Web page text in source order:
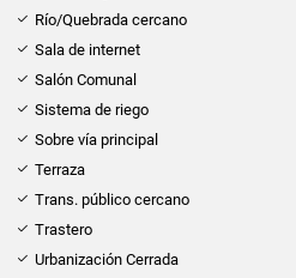
Río/Quebrada cercano
Sala de internet
Salón Comunal
Sistema de riego
Sobre vía principal
Terraza
Trans. público cercano
Trastero
Urbanización Cerrada